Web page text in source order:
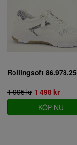
Rollingsoft 86.978.25
1 995 kr 1 498 kr
KÖP NU